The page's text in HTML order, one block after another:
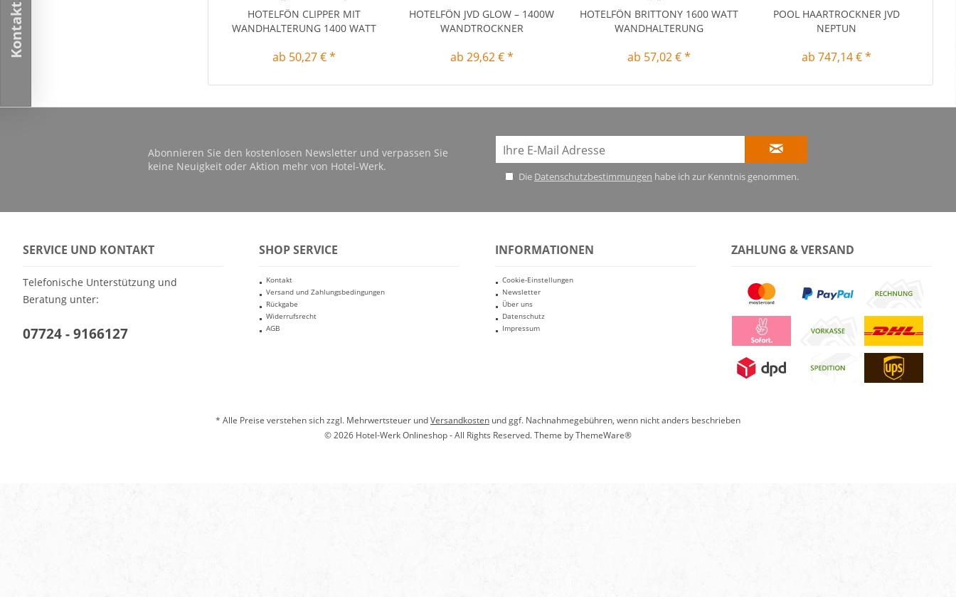
HOTELFÖN CLIPPER MIT
WANDHALTERUNG 1400 WATT
ab 50,27 € *
HOTELFÖN JVD GLOW – 1400W
WANDTROCKNER
ab 29,62 € *
HOTELFÖN BRITTONY 1600 WATT
WANDHALTERUNG
ab 57,02 € *
POOL HAARTROCKNER JVD
NEPTUN
ab 747,14 € *
Abonnieren Sie den kostenlosen Newsletter und verpassen Sie
keine Neuigkeit oder Aktion mehr von Hotel-Werk.
Die Datenschutzbestimmungen habe ich zur Kenntnis genommen.
SERVICE UND KONTAKT
Telefonische Unterstützung und
Beratung unter:
07724 - 9166127
SHOP SERVICE
Kontakt
Versand und Zahlungsbedingungen
Rückgabe
Widerrufsrecht
AGB
INFORMATIONEN
Cookie-Einstellungen
Newsletter
Über uns
Datenschutz
Impressum
ZAHLUNG & VERSAND
* Alle Preise verstehen sich zzgl. Mehrwertsteuer undVersandkosten und ggf. Nachnahmegebühren, wenn nicht anders beschrieben
© 2026 Hotel-Werk Onlineshop - All Rights Reserved. Theme byThemeWare®
Kontakt